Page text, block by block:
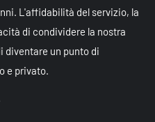
L'affidabilità del servizio, la
di condividere la nostra
diventare un punto di
e privato.